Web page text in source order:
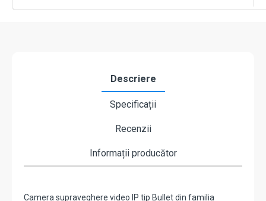
Descriere
Specificații
Recenzii
Informații producător
Camera supraveghere video IP tip Bullet din familia